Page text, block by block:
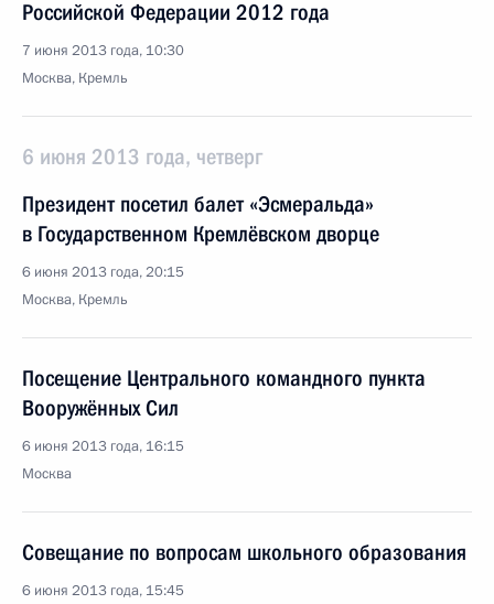
Российской Федерации 2012 года
7 июня 2013 года, 10:30
Москва, Кремль
6 июня 2013 года, четверг
Президент посетил балет «Эсмеральда»
в Государственном Кремлёвском дворце
6 июня 2013 года, 20:15
Москва, Кремль
Посещение Центрального командного пункта
Вооружённых Сил
6 июня 2013 года, 16:15
Москва
Совещание по вопросам школьного образования
6 июня 2013 года, 15:45